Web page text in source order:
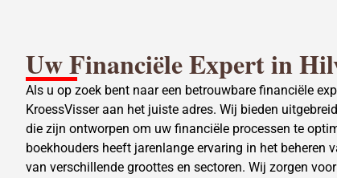
Uw Financiële Expert in
Als u op zoek bent naar een betrouwbare financiële
KroessVisser aan het juiste adres. Wij bieden
die zijn ontworpen om uw financiële processen te
boekhouders heeft jarenlange ervaring in het beheren
van verschillende groottes en sectoren. Wij zorgen